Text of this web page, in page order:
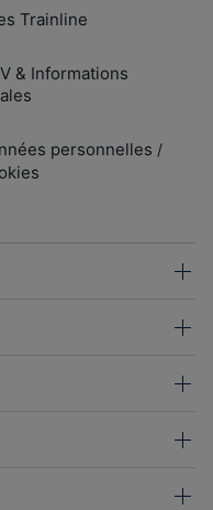
Trainline
& Informations
personnelles /